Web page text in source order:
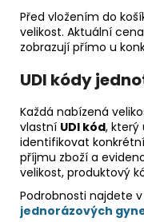
Před vložením do
velikost. Aktuální
zobrazují přímo u
UDI kódy
Každá nabízená
vlastní UDI kód, který
identifikovat
příjmu zboží a
velikost, produktový
Podrobnosti najdete
jednorázových